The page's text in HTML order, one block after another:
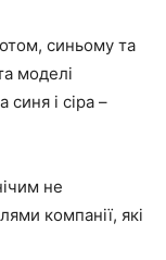
синьому та
моделі
і сіра –
не
компанії, які